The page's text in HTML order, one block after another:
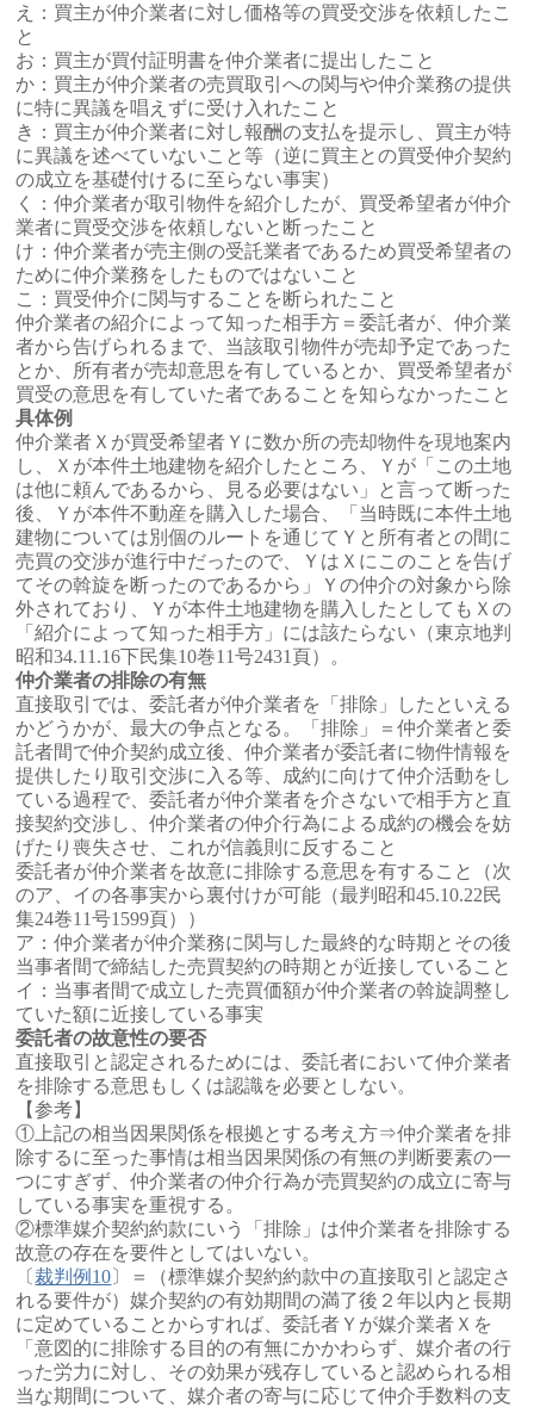
え：買主が仲介業者に対し価格等の買受交渉を依頼したこ
と
お：買主が買付証明書を仲介業者に提出したこと
か：買主が仲介業者の売買取引への関与や仲介業務の提供
に特に異議を唱えずに受け入れたこと
き：買主が仲介業者に対し報酬の支払を提示し、買主が特
に異議を述べていないこと等（逆に買主との買受仲介契約
の成立を基礎付けるに至らない事実）
く：仲介業者が取引物件を紹介したが、買受希望者が仲介
業者に買受交渉を依頼しないと断ったこと
け：仲介業者が売主側の受託業者であるため買受希望者の
ために仲介業務をしたものではないこと
こ：買受仲介に関与することを断られたこと
仲介業者の紹介によって知った相手方＝委託者が、仲介業
者から告げられるまで、当該取引物件が売却予定であった
とか、所有者が売却意思を有しているとか、買受希望者が
買受の意思を有していた者であることを知らなかったこと
具体例
仲介業者Ｘが買受希望者Ｙに数か所の売却物件を現地案内
し、Ｘが本件土地建物を紹介したところ、Ｙが「この土地
は他に頼んであるから、見る必要はない」と言って断った
後、Ｙが本件不動産を購入した場合、「当時既に本件土地
建物については別個のルートを通じてＹと所有者との間に
売買の交渉が進行中だったので、ＹはＸにこのことを告げ
てその斡旋を断ったのであるから」Ｙの仲介の対象から除
外されており、Ｙが本件土地建物を購入したとしてもＸの
「紹介によって知った相手方」には該たらない（東京地判
昭和34.11.16下民集10巻11号2431頁）。
仲介業者の排除の有無
直接取引では、委託者が仲介業者を「排除」したといえる
かどうかが、最大の争点となる。「排除」＝仲介業者と委
託者間で仲介契約成立後、仲介業者が委託者に物件情報を
提供したり取引交渉に入る等、成約に向けて仲介活動をし
ている過程で、委託者が仲介業者を介さないで相手方と直
接契約交渉し、仲介業者の仲介行為による成約の機会を妨
げたり喪失させ、これが信義則に反すること
委託者が仲介業者を故意に排除する意思を有すること（次
のア、イの各事実から裏付けが可能（最判昭和45.10.22民
集24巻11号1599頁））
ア：仲介業者が仲介業務に関与した最終的な時期とその後
当事者間で締結した売買契約の時期とが近接していること
イ：当事者間で成立した売買価額が仲介業者の斡旋調整し
ていた額に近接している事実
委託者の故意性の要否
直接取引と認定されるためには、委託者において仲介業者
を排除する意思もしくは認識を必要としない。
【参考】
①上記の相当因果関係を根拠とする考え方⇒仲介業者を排
除するに至った事情は相当因果関係の有無の判断要素の一
つにすぎず、仲介業者の仲介行為が売買契約の成立に寄与
している事実を重視する。
②標準媒介契約約款にいう「排除」は仲介業者を排除する
故意の存在を要件としてはいない。
〔 裁判例10〕＝（標準媒介契約約款中の直接取引と認定さ
れる要件が）媒介契約の有効期間の満了後２年以内と長期
に定めていることからすれば、委託者Ｙが媒介業者Ｘを
「意図的に排除する目的の有無にかかわらず、媒介者の行
った労力に対し、その効果が残存していると認められる相
当な期間について、媒介者の寄与に応じて仲介手数料の支